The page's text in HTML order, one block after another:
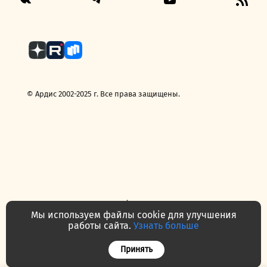
© Ардис 2002-2025 г. Все права защищены.
Политика конфиденциальности
Договор — публичная оферта
Часто задаваемые вопросы
Контакты
Мы используем файлы cookie для улучшения
работы сайта. Узнать больше
Принять